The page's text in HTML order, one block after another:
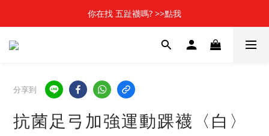
📢新加入會員 可享50元購物金元購物金(立即使用)✨
你在找 五趾襪嗎? >>點我
🎬 \ 全館消費滿$1000，贈北影聯名襪1雙哦 /  🎬
分享到
抗菌足弓加強運動踝襪〈白〉